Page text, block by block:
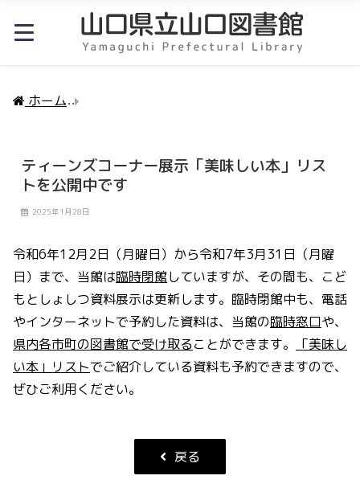
ホーム
ティーンズコーナー展示「美味しい本」リス
トを公開中です
2025年1月28日
令和6年12月2日（月曜日）から令和7年3月31日（月曜
日）まで、当館は臨時閉館していますが、その間も、こど
もとしょしつ資料展示は更新します。臨時閉館中も、電話
やインターネットで予約した資料は、当館の臨時窓口や、
県内各市町の図書館で受け取ることができます。
「美味し
い本」 リストでご紹介している資料も予約できますので、
ぜひご利用ください。
戻る